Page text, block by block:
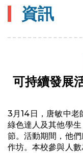
資訊
可持續發展
3月14日，唐敏中老
綠色達人及其他學
節。活動期間，他
作坊。本校參與人